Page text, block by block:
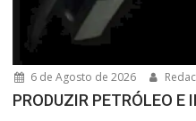
6 de Agosto de 2026
PRODUZIR PETRÓLEO E